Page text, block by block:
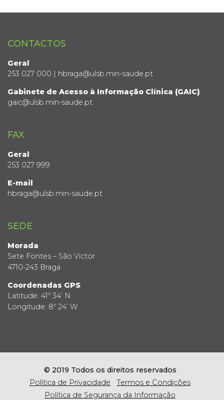
CONTACTOS
Geral
253 027 000 | hbraga@ulsb.min-saude.pt
Gabinete de Acesso à Informação Clínica (GAIC)
gaic@ulsb.min-saude.pt
FAX
Geral
253 027 999
E-mail
hbraga@ulsb.min-saude.pt
SEDE
Morada
Sete Fontes – São Victor
4710-243 Braga
Coordenadas GPS
Latitude: 41º 34’ N
Longitude: 8º 24’ W
© 2019 Todos os direitos reservados
Política de Privacidade
Termos e Condições
Política de Segurança da Informação